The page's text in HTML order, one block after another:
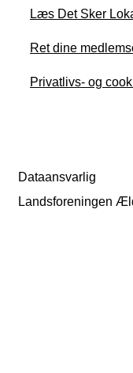
Læs Det Sker
Ret dine
Privatlivs- og
Dataansvarlig
Landsforeningen